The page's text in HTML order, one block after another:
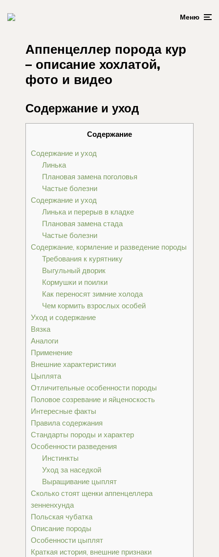
Меню
Аппенцеллер порода кур
– описание хохлатой,
фото и видео
Содержание и уход
Содержание
Содержание и уход
Линька
Плановая замена поголовья
Частые болезни
Содержание и уход
Линька и перерыв в кладке
Плановая замена стада
Частые болезни
Содержание, кормление и разведение породы
Требования к курятнику
Выгульный дворик
Кормушки и поилки
Как переносят зимние холода
Чем кормить взрослых особей
Уход и содержание
Вязка
Аналоги
Применение
Внешние характеристики
Цыплята
Отличительные особенности породы
Половое созревание и яйценоскость
Интересные факты
Правила содержания
Стандарты породы и характер
Особенности разведения
Инстинкты
Уход за наседкой
Выращивание цыплят
Сколько стоят щенки аппенцеллера
зенненхунда
Польская чубатка
Описание породы
Особенности цыплят
Краткая история, внешние признаки